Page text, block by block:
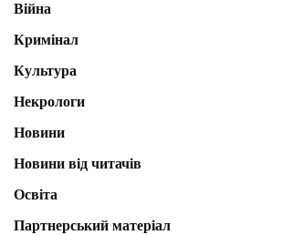
Війна
Кримінал
Культура
Некрологи
Новини
Новини від читачів
Освіта
Партнерський матеріал